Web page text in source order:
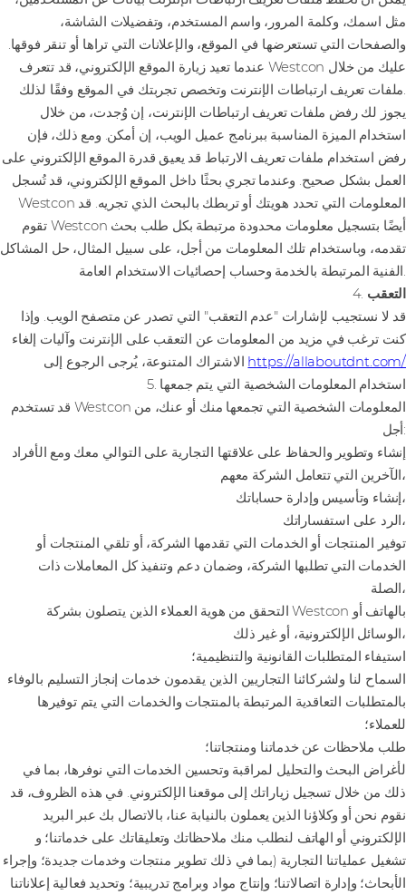
مثل اسمك، وكلمة المرور، واسم المستخدم، وتفضيلات الشاشة،
والصفحات التي تستعرضها في الموقع، والإعلانات التي تراها أو تنقر فوقها.
عندما تعيد زيارة الموقع الإلكتروني، قد تتعرف Westcon عليك من خلال
ملفات تعريف ارتباطات الإنترنت وتخصص تجربتك في الموقع وفقًا لذلك.
يجوز لك رفض ملفات تعريف ارتباطات الإنترنت، إن وُجدت، من خلال
استخدام الميزة المناسبة ببرنامج عميل الويب، إن أمكن. ومع ذلك، فإن
رفض استخدام ملفات تعريف الارتباط قد يعيق قدرة الموقع الإلكتروني على
العمل بشكل صحيح. وعندما تجري بحثًا داخل الموقع الإلكتروني، قد تُسجل
Westcon المعلومات التي تحدد هويتك أو تربطك بالبحث الذي تجريه. قد
تقوم Westcon أيضًا بتسجيل معلومات محدودة مرتبطة بكل طلب بحث
تقدمه، وباستخدام تلك المعلومات من أجل، على سبيل المثال، حل المشاكل
الفنية المرتبطة بالخدمة وحساب إحصائيات الاستخدام العامة.
4. التعقب
قد لا نستجيب لإشارات "عدم التعقب" التي تصدر عن متصفح الويب. وإذا
كنت ترغب في مزيد من المعلومات عن التعقب على الإنترنت وآليات إلغاء
https://allaboutdnt.com/
5. استخدام المعلومات الشخصية التي يتم جمعها
قد تستخدم Westcon المعلومات الشخصية التي تجمعها منك أو عنك، من
أجل:
إنشاء وتطوير والحفاظ على علاقتها التجارية على التوالي معك ومع الأفراد
الآخرين التي تتعامل الشركة معهم،
إنشاء وتأسيس وإدارة حساباتك،
الرد على استفساراتك،
توفير المنتجات أو الخدمات التي تقدمها الشركة، أو تلقي المنتجات أو
الخدمات التي تطلبها الشركة، وضمان دعم وتنفيذ كل المعاملات ذات
الصلة،
التحقق من هوية العملاء الذين يتصلون بشركة Westcon بالهاتف أو
الوسائل الإلكترونية، أو غير ذلك،
استيفاء المتطلبات القانونية والتنظيمية؛
السماح لنا ولشركائنا التجاريين الذين يقدمون خدمات إنجاز التسليم بالوفاء
بالمتطلبات التعاقدية المرتبطة بالمنتجات والخدمات التي يتم توفيرها
للعملاء؛
طلب ملاحظات عن خدماتنا ومنتجاتنا؛
لأغراض البحث والتحليل لمراقبة وتحسين الخدمات التي نوفرها، بما في
ذلك من خلال تسجيل زياراتك إلى موقعنا الإلكتروني. في هذه الظروف، قد
نقوم نحن أو وكلاؤنا الذين يعملون بالنيابة عنا، بالاتصال بك عبر البريد
الإلكتروني أو الهاتف لنطلب منك ملاحظاتك وتعليقاتك على خدماتنا؛ و
تشغيل عملياتنا التجارية (بما في ذلك تطوير منتجات وخدمات جديدة؛ وإجراء
الأبحاث؛ وإدارة اتصالاتنا؛ وإنتاج مواد وبرامج تدريبية؛ وتحديد فعالية إعلاناتنا